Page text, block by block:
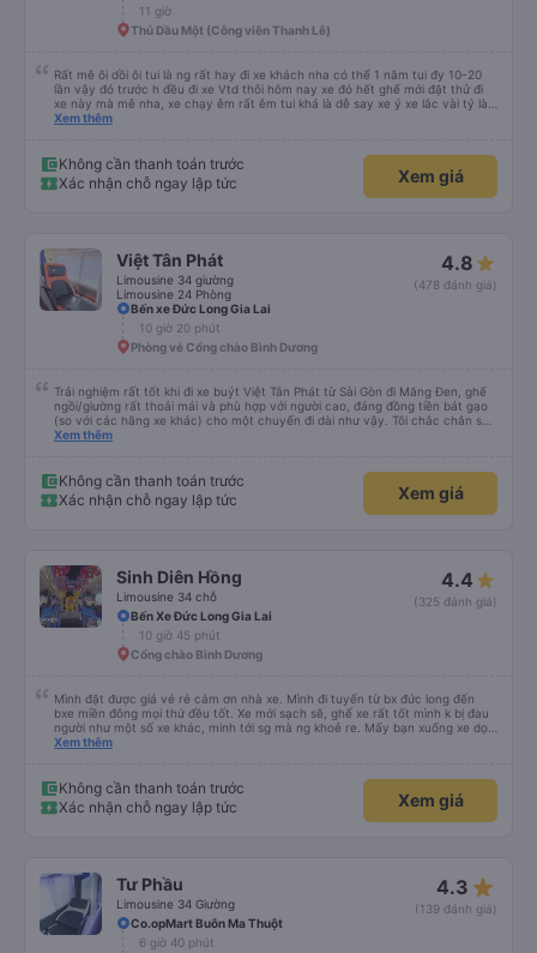
11 giờ
Thủ Dầu Một (Công viên Thanh Lễ)
Rất mê ôi dồi ôi tui là ng rất hay đi xe khách nha có thể 1 năm tui đy 10-20
lần vậy đó trước h đều đi xe Vtd thôi hôm nay xe đó hết ghế mới đặt thử đi
xe này mà mê nha, xe chạy êm rất êm tui khá là dễ say xe ý xe lắc vài tý là
tui say liền à mà đi xe này tui ngồi các kiểu thậm chí gần nữa đoạn đg tui
má ko hôi ko ngứa đắp yên tâm lắm tr có mấy xe chăn mỏng điều hòa lạnh
đắp vào 1 lúc vừa hôi vừa ngứa hổng dám đắp, mấy trạm dừng chân đi WC
có nước nha, huhu nhiều chỗ tui đi mấy xe khác ko có nc thậm chí giấy cũng
say nhưng giường bé, vé ăn nhích hơn so vs những xe khác, phục vụ vé ko
tốt nhưng tui chuyên gia đặt vé on nên nói chung tuỵt zời sau này sẽ là
khách quen 😍😍
Xem thêm
Không cần thanh toán trước
Xác nhận chỗ ngay lập tức
Xem giá
Việt Tân Phát
Limousine 34 giường
Limousine 24 Phòng
4.8
(478 đánh giá)
Bến xe Đức Long Gia Lai
10 giờ 20 phút
Phòng vé Cổng chào Bình Dương
Trải nghiệm rất tốt khi đi xe buýt Việt Tân Phát từ Sài Gòn đi Măng Đen, ghế
ngồi/giường rất thoải mái và phù hợp với người cao, đáng đồng tiền bát gạo
(so với các hãng xe khác) cho một chuyến đi dài như vậy. Tôi chắc chắn sẽ
sử dụng lại sau.
Xem thêm
Không cần thanh toán trước
Xác nhận chỗ ngay lập tức
Xem giá
Sinh Diên Hồng
Limousine 34 chỗ
4.4
(325 đánh giá)
Bến Xe Đức Long Gia Lai
10 giờ 45 phút
Cổng chào Bình Dương
Mình đặt được giá vé rẻ cảm ơn nhà xe. Mình đi tuyến từ bx đức long đến
bxe miền đông mọi thứ đều tốt. Xe mới sạch sẽ, ghế xe rất tốt mình k bị đau
người như một số xe khác, minh tới sg mà ng khoẻ re. Mấy bạn xuống xe dọc
đg để ý xíu là ổn.
Xem thêm
Không cần thanh toán trước
Xác nhận chỗ ngay lập tức
Xem giá
Tư Phầu
Limousine 34 Giường
4.3 star_rate
(139 đánh giá)
Co.opMart Buôn Ma Thuột
6 giờ 40 phút